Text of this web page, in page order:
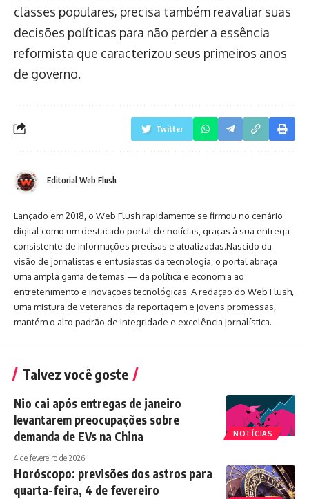
classes populares, precisa também reavaliar suas
decisões políticas para não perder a essência
reformista que caracterizou seus primeiros anos
de governo.
Twitter
Editorial Web Flush
Lançado em 2018, o Web Flush rapidamente se firmou no cenário
digital como um destacado portal de notícias, graças à sua entrega
consistente de informações precisas e atualizadas.Nascido da
visão de jornalistas e entusiastas da tecnologia, o portal abraça
uma ampla gama de temas — da política e economia ao
entretenimento e inovações tecnológicas. A redação do Web Flush,
uma mistura de veteranos da reportagem e jovens promessas,
mantém o alto padrão de integridade e excelência jornalística.
Talvez você goste
NOTÍCIAS
Nio cai após entregas de janeiro
levantarem preocupações sobre
demanda de EVs na China
4 de fevereiro de 2026
Horóscopo: previsões dos astros para
quarta-feira, 4 de fevereiro